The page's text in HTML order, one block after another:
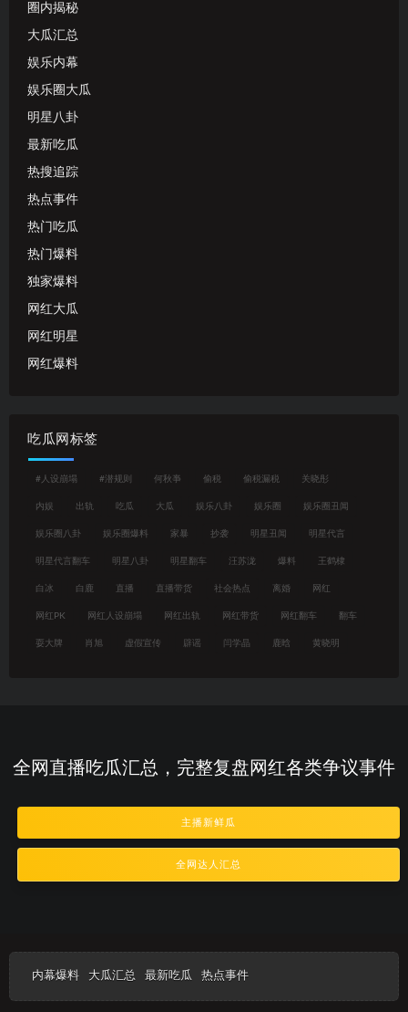
圈内揭秘
大瓜汇总
娱乐内幕
娱乐圈大瓜
明星八卦
最新吃瓜
热搜追踪
热点事件
热门吃瓜
热门爆料
独家爆料
网红大瓜
网红明星
网红爆料
吃瓜网标签
#人设崩塌 #潜规则 何秋亊 偷税 偷税漏税 关晓彤
内娱 出轨 吃瓜 大瓜 娱乐八卦 娱乐圈 娱乐圈丑闻
娱乐圈八卦 娱乐圈爆料 家暴 抄袭 明星丑闻 明星代言
明星代言翻车 明星八卦 明星翻车 汪苏泷 爆料 王鹤棣
白冰 白鹿 直播 直播带货 社会热点 离婚 网红
网红PK 网红人设崩塌 网红出轨 网红带货 网红翻车 翻车
耍大牌 肖旭 虚假宣传 辟谣 闫学晶 鹿晗 黄晓明
全网直播吃瓜汇总，完整复盘网红各类争议事件
主播新鲜瓜
全网达人汇总
内幕爆料 大瓜汇总 最新吃瓜 热点事件